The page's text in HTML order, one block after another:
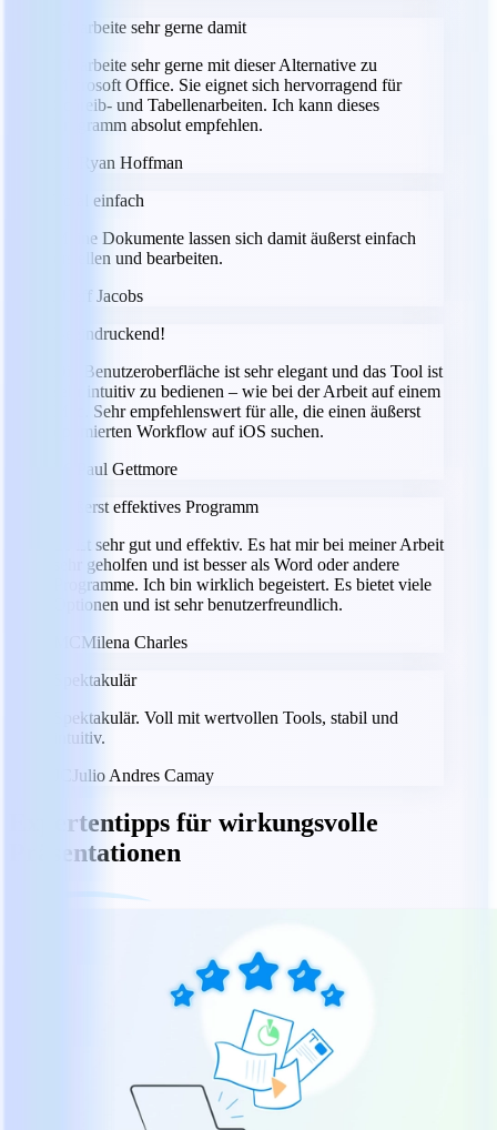
Ich arbeite sehr gerne damit
Ich arbeite sehr gerne mit dieser Alternative zu
Microsoft Office. Sie eignet sich hervorragend für
Schreib- und Tabellenarbeiten. Ich kann dieses
Programm absolut empfehlen.
Ryan Hoffman
Total einfach
Meine Dokumente lassen sich damit äußerst einfach
erstellen und bearbeiten.
Jeff Jacobs
Beeindruckend!
Die Benutzeroberfläche ist sehr elegant und das Tool ist
sehr intuitiv zu bedienen – wie bei der Arbeit auf einem
Mac. Sehr empfehlenswert für alle, die einen äußerst
optimierten Workflow auf iOS suchen.
Paul Gettmore
Äußerst effektives Programm
Es ist sehr gut und effektiv. Es hat mir bei meiner Arbeit
sehr geholfen und ist besser als Word oder andere
Programme. Ich bin wirklich begeistert. Es bietet viele
Optionen und ist sehr benutzerfreundlich.
Milena Charles
Spektakulär
Spektakulär. Voll mit wertvollen Tools, stabil und
intuitiv.
Julio Andres Camay
Expertentipps für wirkungsvolle
Präsentationen